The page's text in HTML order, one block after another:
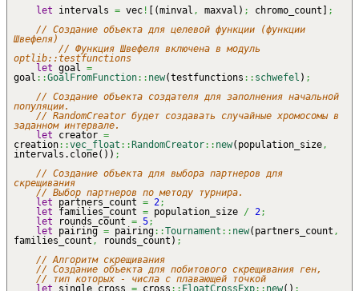
let intervals = vec ! (minval , maxval ) ; chromo_count
;
// Создание объекта для целевой функции (функции
Швефеля)
// Функция Швефеля включена в модуль
optlib::testfunctions
let goal =
goal ::GoalFromFunction:: new(testfunctions :: schwefel ) ;
// Создание объекта создателя для заполнения начальной
популяции.
// RandomCreator будет создавать случайные хромосомы в
заданном интервале.
let creator =
creation::vec_float :: RandomCreator:: new( population_size,
intervals.clone( ) ) ;
// Создание объекта для выбора партнеров для
скрещивания
// Выбор партнеров по методу турнира.
let partners_count = 2;
let families_count = population_size / 2;
let rounds_count = 5;
let pairing = pairing::Tournament :: new( partners_count ,
families_count , rounds_count ) ;
// Алгоритм скрещивания
// Создание объекта для побитового скрещивания ген,
// тип которых - числа с плавающей точкой
let single_cross = cross :: FloatCrossExp:: new( ) ;